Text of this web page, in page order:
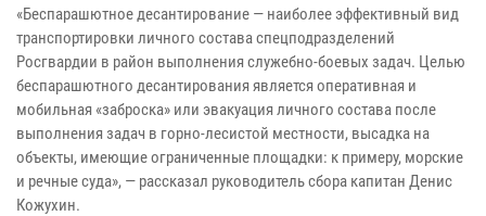
«Беспарашютное десантирование — наиболее эффективный вид
транспортировки личного состава спецподразделений
Росгвардии в район выполнения служебно-боевых задач. Целью
беспарашютного десантирования является оперативная и
мобильная «заброска» или эвакуация личного состава после
выполнения задач в горно-лесистой местности, высадка на
объекты, имеющие ограниченные площадки: к примеру, морские
и речные суда», — рассказал руководитель сбора капитан Денис
Кожухин.